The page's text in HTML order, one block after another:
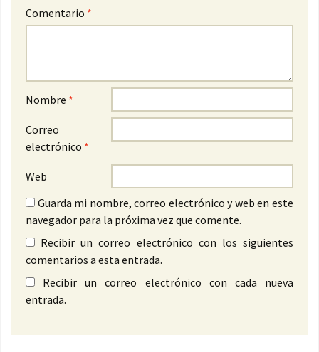
Comentario *
Nombre *
Correo
electrónico *
Web
Guarda mi nombre, correo electrónico y web en este
navegador para la próxima vez que comente.
Recibir un correo electrónico con los siguientes
comentarios a esta entrada.
Recibir un correo electrónico con cada nueva
entrada.